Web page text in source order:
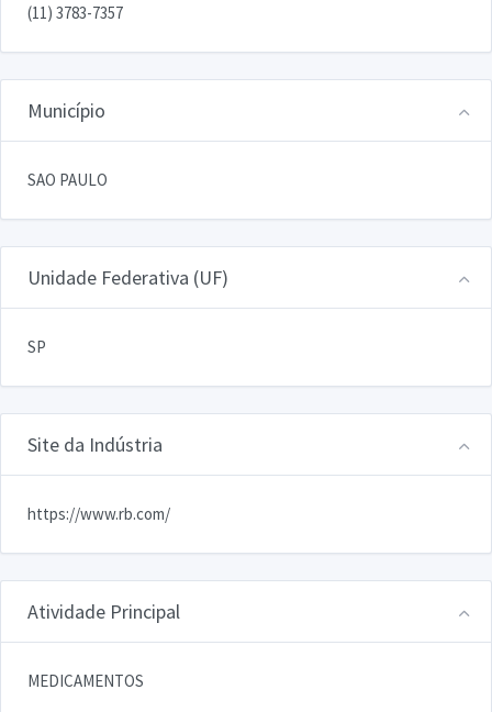
(11) 3783-7357
Município
SAO PAULO
Unidade Federativa (UF)
SP
Site da Indústria
https://www.rb.com/
Atividade Principal
MEDICAMENTOS